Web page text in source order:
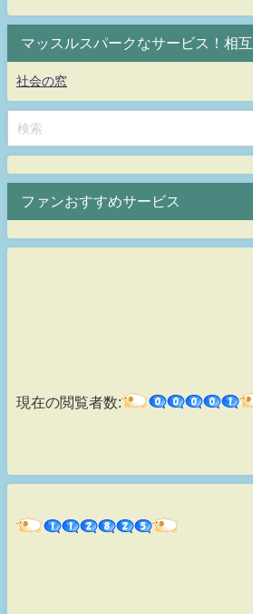
マッスルスパークなサービス！相互
社会の窓
ファンおすすめサービス
現在の閲覧者数: